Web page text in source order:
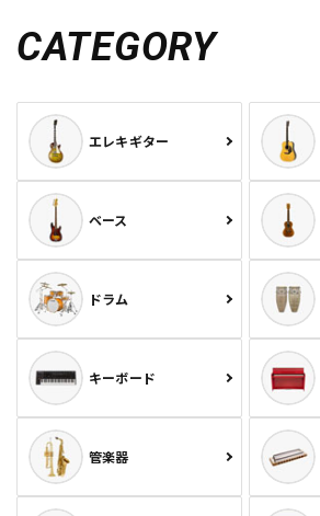
CATEGORY
エレキギター
ベース
ドラム
キーボード
管楽器